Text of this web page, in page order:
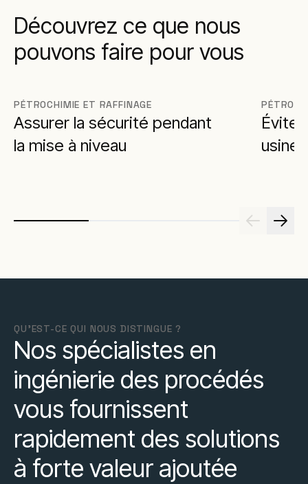
Découvrez ce que nous
pouvons faire pour vous
PÉTROCHIMIE ET RAFFINAGE
Assurer la sécurité pendant
la mise à niveau
Éviter
usine
QU'EST-CE QUI NOUS DISTINGUE ?
Nos spécialistes en
ingénierie des procédés
vous fournissent
rapidement des solutions
à forte valeur ajoutée